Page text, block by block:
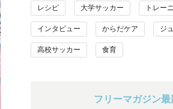
レシピ 大学サッカー トレー
インタビュー からだケア ジ
高校サッカー 食育
フリーマガジン最